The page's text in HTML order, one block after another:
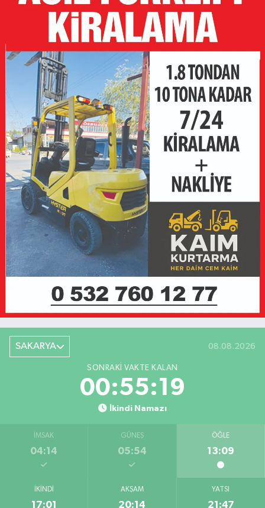
SAKARYA 08.08.2026
SONRAKI VAKTE KALAN
00:55:19
İkindi Namazı
İMSAK
04:14
GÜNEŞ
05:54
ÖĞLE
13:09
İKINDI
17:01
AKŞAM
20:14
YATSI
21:47